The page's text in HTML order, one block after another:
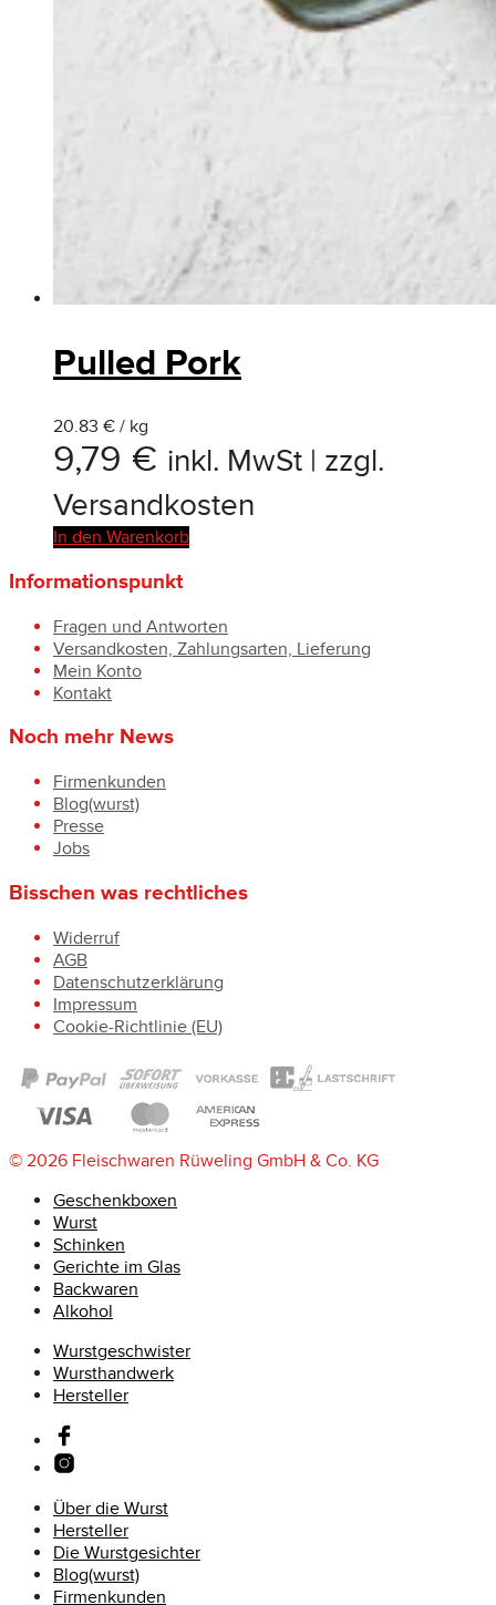
Pulled Pork
20.83 € / kg
9,79 € inkl. MwSt | zzgl.
Versandkosten
In den Warenkorb
Informationspunkt
Fragen und Antworten
Versandkosten, Zahlungsarten, Lieferung
Mein Konto
Kontakt
Noch mehr News
Firmenkunden
Blog(wurst)
Presse
Jobs
Bisschen was rechtliches
Widerruf
AGB
Datenschutzerklärung
Impressum
Cookie-Richtlinie (EU)
© 2026 Fleischwaren Rüweling GmbH & Co. KG
Geschenkboxen
Wurst
Schinken
Gerichte im Glas
Backwaren
Alkohol
Wurstgeschwister
Wursthandwerk
Hersteller
Über die Wurst
Hersteller
Die Wurstgesichter
Blog(wurst)
Firmenkunden